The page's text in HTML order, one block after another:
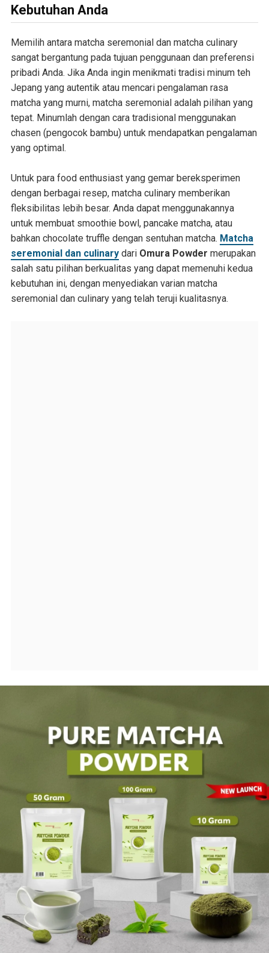
Kebutuhan Anda
Memilih antara matcha seremonial dan matcha culinary
sangat bergantung pada tujuan penggunaan dan preferensi
pribadi Anda. Jika Anda ingin menikmati tradisi minum teh
Jepang yang autentik atau mencari pengalaman rasa
matcha yang murni, matcha seremonial adalah pilihan yang
tepat. Minumlah dengan cara tradisional menggunakan
chasen (pengocok bambu) untuk mendapatkan pengalaman
yang optimal.
Untuk para food enthusiast yang gemar bereksperimen
dengan berbagai resep, matcha culinary memberikan
fleksibilitas lebih besar. Anda dapat menggunakannya
untuk membuat smoothie bowl, pancake matcha, atau
bahkan chocolate truffle dengan sentuhan matcha. Matcha
seremonial dan culinarydari Omura Powder merupakan
salah satu pilihan berkualitas yang dapat memenuhi kedua
kebutuhan ini, dengan menyediakan varian matcha
seremonial dan culinary yang telah teruji kualitasnya.